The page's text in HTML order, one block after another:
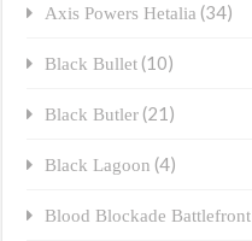
Axis Powers Hetalia (34)
Black Bullet (10)
Black Butler (21)
Black Lagoon (4)
Blood Blockade Battlefront